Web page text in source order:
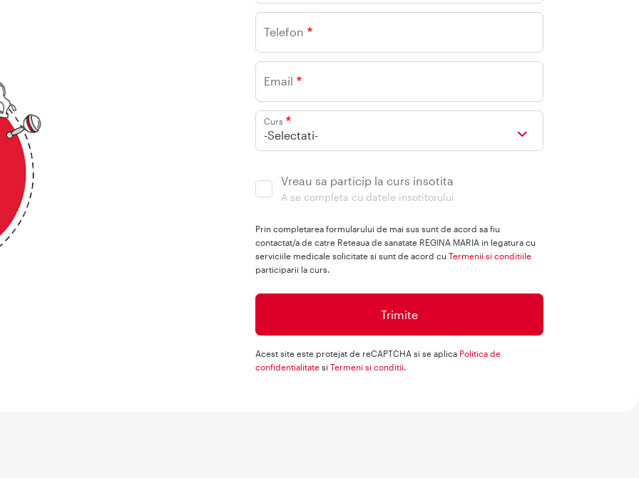
Telefon
Email
Curs
-Selectati-
Vreau sa particip la curs insotita
A se completa cu datele insotitorului
Prin completarea formularului de mai sus sunt de acord sa fiu
contactat/a de catre Reteaua de sanatate REGINA MARIA in legatura cu
serviciile medicale solicitate si sunt de acord cuTermenii si conditiile
participarii la curs.
Acest site este protejat de reCAPTCHA si se aplica Politica de
confidentialitate siTermeni si conditii.